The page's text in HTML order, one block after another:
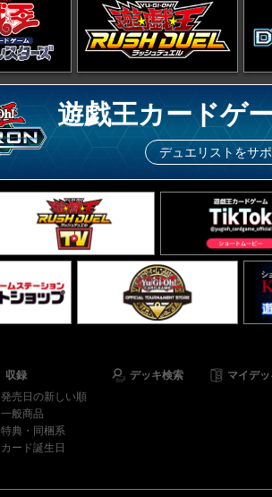
遊戯王カードゲ
デュエリストをサ
収録
発売日の新しい順
一般商品
特典・同梱系
カード誕生日
デッキ検索 マイデッ